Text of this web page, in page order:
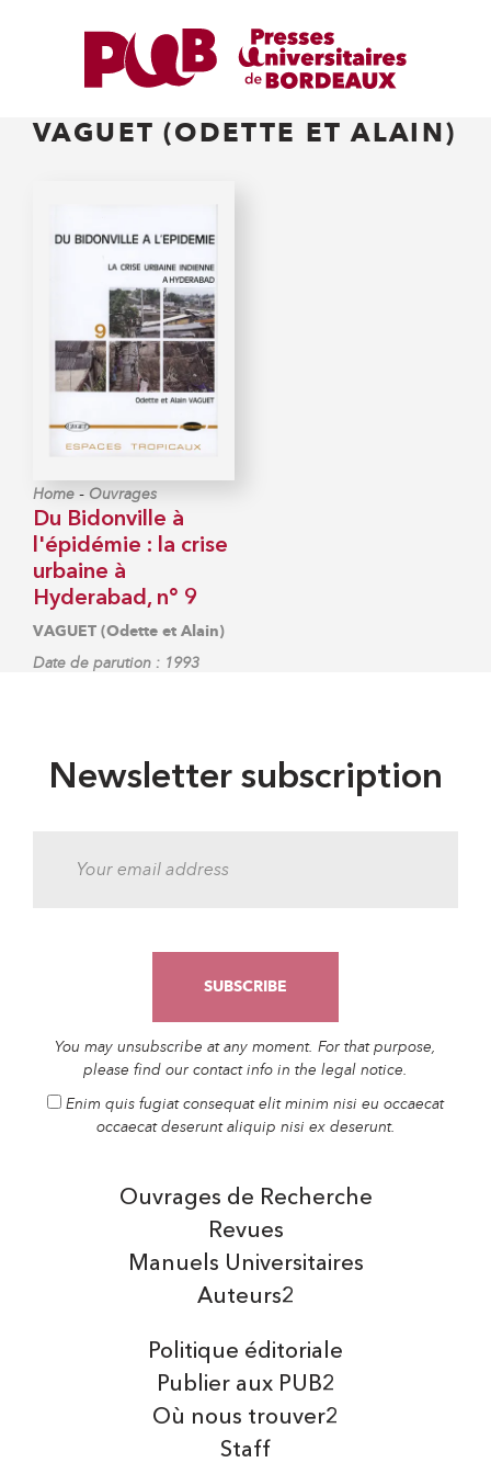
VAGUET (ODETTE ET ALAIN)
Home - Ouvrages
Du Bidonville à
l'épidémie : la crise
urbaine à
Hyderabad, n° 9
VAGUET (Odette et Alain)
Date de parution : 1993
Newsletter subscription
You may unsubscribe at any moment. For that purpose,
please find our contact info in the legal notice.
Enim quis fugiat consequat elit minim nisi eu occaecat
occaecat deserunt aliquip nisi ex deserunt.
Auteurs2
Manuels Universitaires
Ouvrages de Recherche
Revues
Politique éditoriale
Publier aux PUB2
Où nous trouver2
Staff